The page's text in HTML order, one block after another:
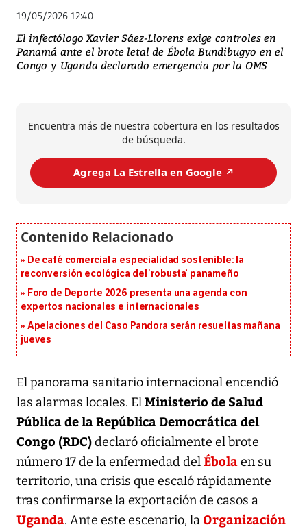
19/05/2026 12:40
El infectólogo Xavier Sáez-Llorens exige controles en
Panamá ante el brote letal de Ébola Bundibugyo en el
Congo y Uganda declarado emergencia por la OMS
Encuentra más de nuestra cobertura en los resultados
de búsqueda.
Agrega La Estrella en Google ↗️
De café comercial a especialidad sostenible: la
reconversión ecológica del ‘robusta’ panameño
Foro de Deporte 2026 presenta una agenda con
expertos nacionales e internacionales
Apelaciones del Caso Pandora serán resueltas mañana
jueves
El panorama sanitario internacional encendió
las alarmas locales. ElMinisterio de Salud
Pública de la República Democrática del
Congo (RDC)declaró oficialmente el brote
número 17 de la enfermedad del Ébolaen su
territorio, una crisis que escaló rápidamente
tras confirmarse la exportación de casos a
Uganda. Ante este escenario, la Organización